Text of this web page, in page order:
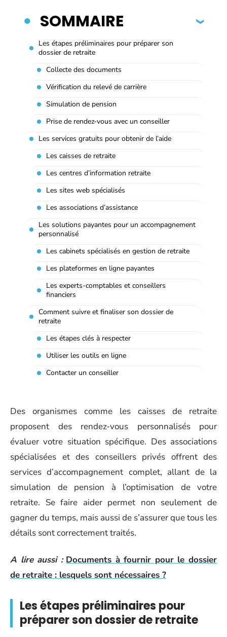
SOMMAIRE
Les étapes préliminaires pour préparer son
dossier de retraite
Collecte des documents
Vérification du relevé de carrière
Simulation de pension
Prise de rendez-vous avec un conseiller
Les services gratuits pour obtenir de l’aide
Les caisses de retraite
Les centres d’information retraite
Les sites web spécialisés
Les associations d’assistance
Les solutions payantes pour un accompagnement
personnalisé
Les cabinets spécialisés en gestion de retraite
Les plateformes en ligne payantes
Les experts-comptables et conseillers
financiers
Comment suivre et finaliser son dossier de
retraite
Les étapes clés à respecter
Utiliser les outils en ligne
Contacter un conseiller
Des organismes comme les caisses de retraite
proposent des rendez-vous personnalisés pour
évaluer votre situation spécifique. Des associations
spécialisées et des conseillers privés offrent des
services d’accompagnement complet, allant de la
simulation de pension à l’optimisation de votre
retraite. Se faire aider permet non seulement de
gagner du temps, mais aussi de s’assurer que tous les
détails sont correctement traités.
A lire aussi : Documents à fournir pour le dossier
de retraite : lesquels sont nécessaires ?
Les étapes préliminaires pour
préparer son dossier de retraite